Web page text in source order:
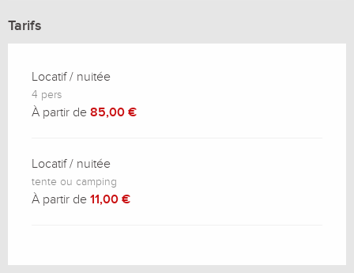
Tarifs
Locatif / nuitée
4 pers
À partir de 85,00 €
Locatif / nuitée
tente ou camping
À partir de 11,00 €